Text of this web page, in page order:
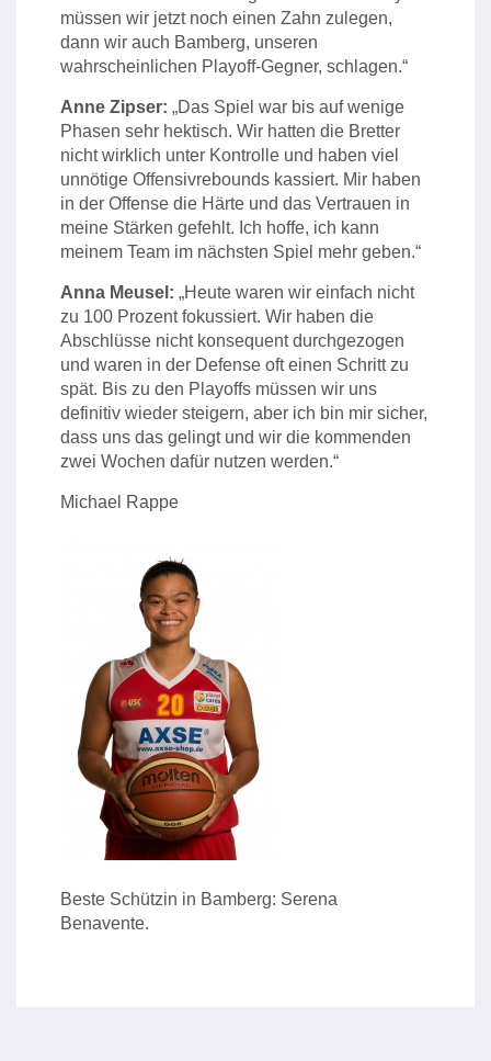
müssen wir jetzt noch einen Zahn zulegen,
dann wir auch Bamberg, unseren
wahrscheinlichen Playoff-Gegner, schlagen.“
Anne Zipser: „Das Spiel war bis auf wenige
Phasen sehr hektisch. Wir hatten die Bretter
nicht wirklich unter Kontrolle und haben viel
unnötige Offensivrebounds kassiert. Mir haben
in der Offense die Härte und das Vertrauen in
meine Stärken gefehlt. Ich hoffe, ich kann
meinem Team im nächsten Spiel mehr geben.“
Anna Meusel: „Heute waren wir einfach nicht
zu 100 Prozent fokussiert. Wir haben die
Abschlüsse nicht konsequent durchgezogen
und waren in der Defense oft einen Schritt zu
spät. Bis zu den Playoffs müssen wir uns
definitiv wieder steigern, aber ich bin mir sicher,
dass uns das gelingt und wir die kommenden
zwei Wochen dafür nutzen werden.“
Michael Rappe
Beste Schützin in Bamberg: Serena
Benavente.